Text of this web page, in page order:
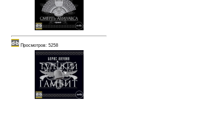
Просмотров: 5258